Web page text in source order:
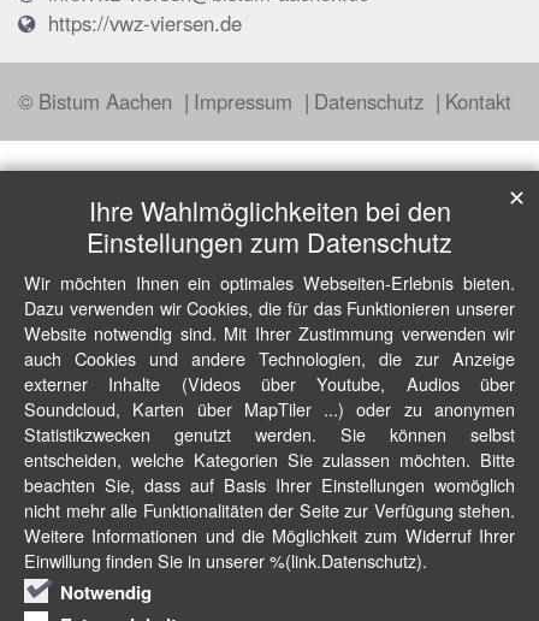
https://vwz-viersen.de
© Bistum Aachen Impressum Datenschutz Kontakt
Ihre Wahlmöglichkeiten bei den
Einstellungen zum Datenschutz
Wir möchten Ihnen ein optimales Webseiten-Erlebnis bieten.
Dazu verwenden wir Cookies, die für das Funktionieren unserer
Website notwendig sind. Mit Ihrer Zustimmung verwenden wir
auch Cookies und andere Technologien, die zur Anzeige
externer Inhalte (Videos über Youtube, Audios über
Soundcloud, Karten über MapTiler ...) oder zu anonymen
Statistikzwecken genutzt werden. Sie können selbst
entscheiden, welche Kategorien Sie zulassen möchten. Bitte
beachten Sie, dass auf Basis Ihrer Einstellungen womöglich
nicht mehr alle Funktionalitäten der Seite zur Verfügung stehen.
Weitere Informationen und die Möglichkeit zum Widerruf Ihrer
Einwillung finden Sie in unserer %(link.Datenschutz).
Notwendig
✕